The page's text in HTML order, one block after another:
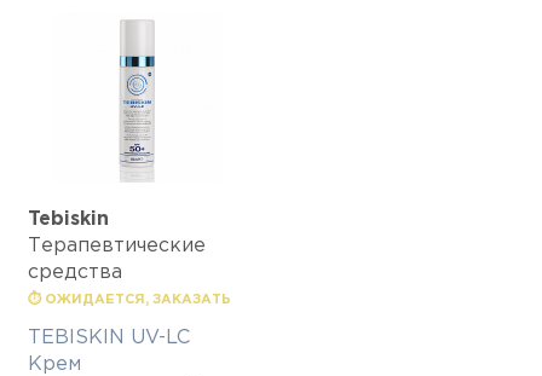
Tebiskin
Терапевтические
средства
⏱ ОЖИДАЕТСЯ, ЗАКАЗАТЬ
TEBISKIN UV-LC
Крем